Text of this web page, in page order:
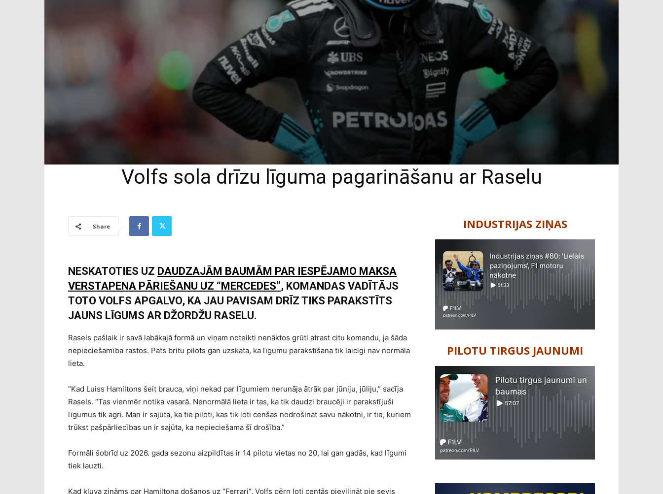
Volfs sola drīzu līguma pagarināšanu ar Raselu
Share
NESKATOTIES UZ DAUDZAJĀM BAUMĀM PAR IESPĒJAMO MAKSA
VERSTAPENA PĀRIEŠANU UZ “MERCEDES”, KOMANDAS VADĪTĀJS
TOTO VOLFS APGALVO, KA JAU PAVISAM DRĪZ TIKS PARAKSTĪTS
JAUNS LĪGUMS AR DŽORDŽU RASELU.
Rasels pašlaik ir savā labākajā formā un viņam noteikti nenāktos grūti atrast citu komandu, ja šāda
nepieciešamība rastos. Pats britu pilots gan uzskata, ka līgumu parakstīšana tik laicīgi nav normāla
lieta.
“Kad Luiss Hamiltons šeit brauca, viņi nekad par līgumiem nerunāja ātrāk par jūniju, jūliju,” sacīja
Rasels. “Tas vienmēr notika vasarā. Nenormālā lieta ir tas, ka tik daudzi braucēji ir parakstījuši
līgumus tik agri. Man ir sajūta, ka tie piloti, kas tik ļoti cenšas nodrošināt savu nākotni, ir tie, kuriem
trūkst pašpārliecības un ir sajūta, ka nepieciešama šī drošība.”
Formāli šobrīd uz 2026. gada sezonu aizpildītas ir 14 pilotu vietas no 20, lai gan gadās, kad līgumi
tiek lauzti.
Kad kļuva zināms par Hamiltona došanos uz “Ferrari”, Volfs pērn ļoti centās pievilināt pie sevis
INDUSTRIJAS ZIŅAS
PILOTU TIRGUS JAUNUMI